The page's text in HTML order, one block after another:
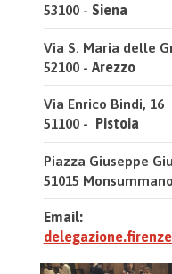
53100 - Siena
Via S. Maria delle
52100 - Arezzo
Via Enrico Bindi, 16
51100 - Pistoia
Piazza Giuseppe
51015
Email: